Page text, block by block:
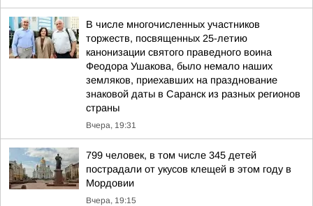
В числе многочисленных участников
торжеств, посвященных 25-летию
канонизации святого праведного воина
Феодора Ушакова, было немало наших
земляков, приехавших на празднование
знаковой даты в Саранск из разных регионов
страны
Вчера, 19:31
799 человек, в том числе 345 детей
пострадали от укусов клещей в этом году в
Мордовии
Вчера, 19:15